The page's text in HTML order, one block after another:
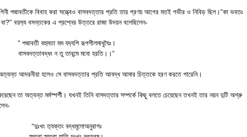
পদ্মাবতীকে বিবাহ করা সত্ত্বেও বাসবদত্তার প্রতি তার প্রণয় আগের মতই গভীর ও নিবিড় ছিল।”কা ভবতঃ
বা?” বয়স‍্য বসন্তকের এ প্রশ্নের উত্তরে রাজা উদয়ন বলেছিলেন-
” পদ্মাবতী বহুমতা মম যদ‍্যপি রূপশীলমাধুযৈঃ।
বাসবদত্তাবদ্ধং ন তু তাবন্মে মনো হরতি।।”
অত্যন্ত আদরনীয়া হলেও সে বাসবদত্তার প্রতি আবদ্ধ আমার চিত্তকে হরণ করতে পারেনি।
তা অত্যন্ত মর্মস্পর্শী। যখনই তিনি বাসদত্তার সম্পর্কে কিছু বলতে চেয়েছেন তখনই তার নয়ন দুটি অশ্রু
“দুঃখং ত‍্যক্তং বদ্ধমূলোঅনুরাগঃ